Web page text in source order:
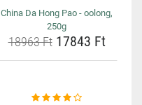
China Da Hong Pao - oolong,
250g
18963 Ft17843 Ft